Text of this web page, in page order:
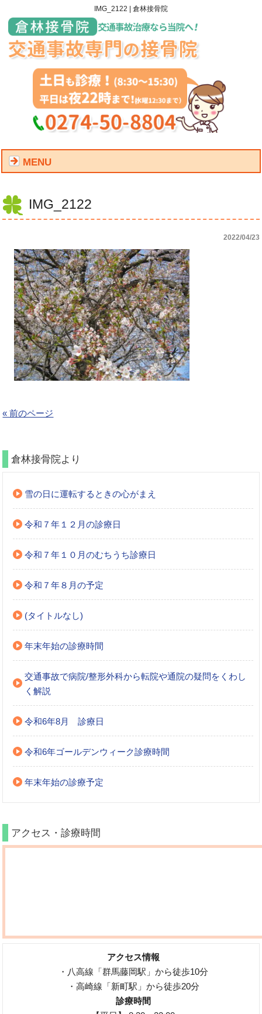
IMG_2122 | 倉林接骨院
MENU
IMG_2122
2022/04/23
« 前のページ
倉林接骨院より
雪の日に運転するときの心がまえ
令和７年１２月の診療日
令和７年１０月のむちうち診療日
令和７年８月の予定
(タイトルなし)
年末年始の診療時間
交通事故で病院/整形外科から転院や通院の疑問をくわし
く解説
令和6年8月 診療日
令和6年ゴールデンウィーク診療時間
年末年始の診療予定
アクセス・診療時間
アクセス情報
・八高線「群馬藤岡駅」から徒歩10分
・高崎線「新町駅」から徒歩20分
診療時間